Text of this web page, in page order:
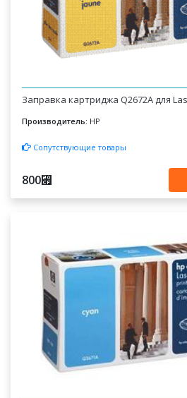
Заправка картриджа Q2672A для
Производитель: HP
Сопутствующие товары
800⃏